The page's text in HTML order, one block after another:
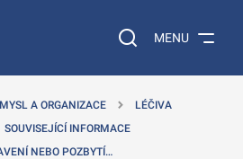
Vyhledávání na
MENU
A ORGANIZACE
LÉČIVA
SOUVISEJÍCÍ INFORMACE
NEBO POZBYTÍ…